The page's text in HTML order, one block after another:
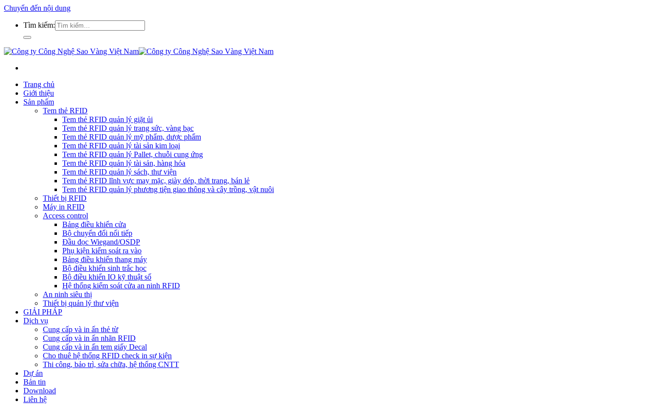
Chuyển đến nội dung
Tìm kiếm:
Trang chủ
Giới thiệu
Sản phẩm
Tem thẻ RFID
Tem thẻ RFID quản lý giặt ủi
Tem thẻ RFID quản lý trang sức, vàng bạc
Tem thẻ RFID quản lý mỹ phẩm, dược phẩm
Tem thẻ RFID quản lý tài sản kim loại
Tem thẻ RFID quản lý Pallet, chuỗi cung ứng
Tem thẻ RFID quản lý tài sản, hàng hóa
Tem thẻ RFID quản lý sách, thư viện
Tem thẻ RFID lĩnh vực may mặc, giày dép, thời trang, bán lẻ
Tem thẻ RFID quản lý phương tiện giao thông và cây trồng, vật nuôi
Thiết bị RFID
Máy in RFID
Access control
Bảng điều khiển cửa
Bộ chuyển đổi nối tiếp
Đầu đọc Wiegand/OSDP
Phụ kiện kiểm soát ra vào
Bảng điều khiển thang máy
Bộ điều khiển sinh trắc học
Bộ điều khiển IO kỹ thuật số
Hệ thống kiểm soát cửa an ninh RFID
An ninh siêu thị
Thiết bị quản lý thư viện
GIẢI PHÁP
Dịch vụ
Cung cấp và in ấn thẻ từ
Cung cấp và in ấn nhãn RFID
Cung cấp và in ấn tem giấy Decal
Cho thuê hệ thống RFID check in sự kiện
Thi công, bảo trì, sửa chữa, hệ thống CNTT
Dự án
Bản tin
Download
Liên hệ